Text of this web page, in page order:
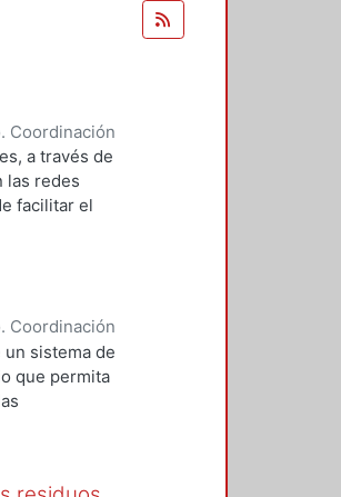
Coordinación
a través de
las redes
facilitar el
es la
poesía, y
darle una
Coordinación
sistema de
que permita
de